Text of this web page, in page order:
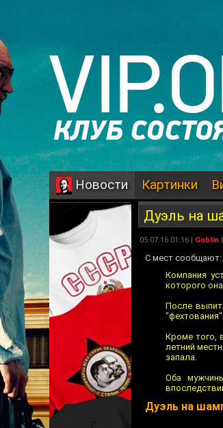
Новости Картинки
Дуэль на
05.07.16 01:16 | Goblin |
С мест сообщают:
Компания
которого
После
Кроме того,
летний
запала.
Оба
Дуэль на